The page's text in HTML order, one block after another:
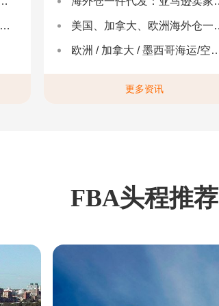
美国、加拿大、欧洲海外仓一件代发
欧洲 / 加拿大 / 墨西哥海运/空运 | 多国海运一站式解决方案
更多资讯
FBA头程推荐